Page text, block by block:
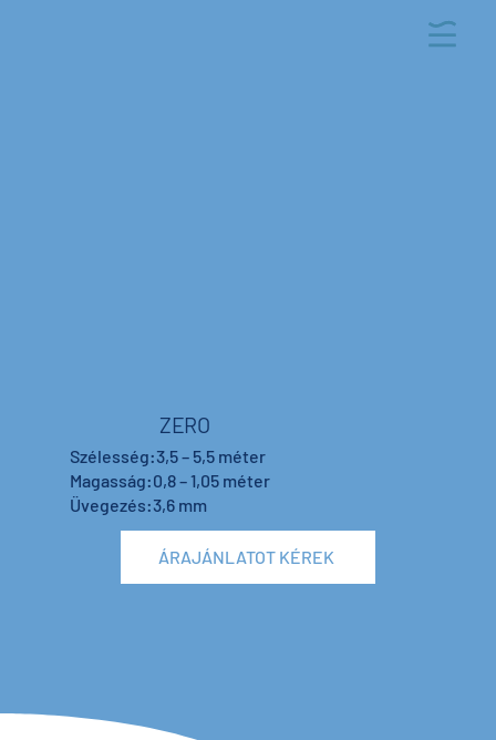
ZERO
Szélesség:3,5 – 5,5 méter
Magasság:0,8 – 1,05 méter
Üvegezés:3,6 mm
ÁRAJÁNLATOT KÉREK